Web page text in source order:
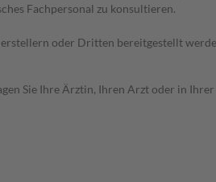
Fachpersonal zu konsultieren.
oder Dritten bereitgestellt
Sie Ihre Ärztin, Ihren Arzt oder in